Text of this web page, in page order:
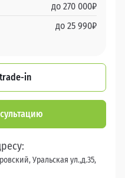
до 270 000₽
до 25 990₽
in
Уральская ул.,д.35,